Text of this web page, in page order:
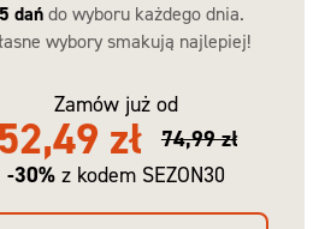
dań do wyboru każdego dnia.
wybory smakują najlepiej!
Zamów już od
52,49 zł
74,99 zł
-30% z kodem SEZON30